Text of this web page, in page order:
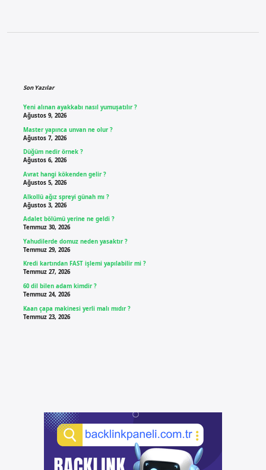
Son Yazılar
Yeni alınan ayakkabı nasıl yumuşatılır ?
Ağustos 9, 2026
Master yapınca unvan ne olur ?
Ağustos 7, 2026
Düğüm nedir örnek ?
Ağustos 6, 2026
Avrat hangi kökenden gelir ?
Ağustos 5, 2026
Alkollü ağız spreyi günah mı ?
Ağustos 3, 2026
Adalet bölümü yerine ne geldi ?
Temmuz 30, 2026
Yahudilerde domuz neden yasaktır ?
Temmuz 29, 2026
Kredi kartından FAST işlemi yapılabilir mi ?
Temmuz 27, 2026
60 dil bilen adam kimdir ?
Temmuz 24, 2026
Kaan çapa makinesi yerli malı mıdır ?
Temmuz 23, 2026